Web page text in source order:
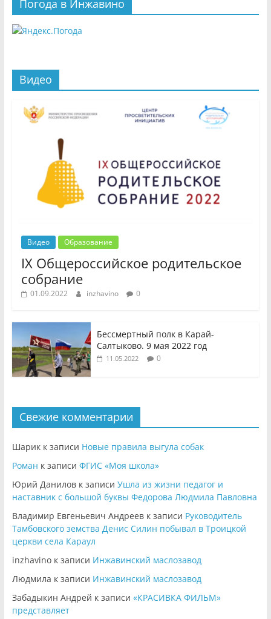
Погода в Инжавино
Видео
Видео Образование
IX Общероссийское родительское
собрание
01.09.2022 inzhavino 0
Бессмертный полк в Карай-
Салтыково. 9 мая 2022 год
11.05.2022 0
Свежие комментарии
Шарикк записи Новые правила выгула собак
Роман к записи ФГИС «Моя школа»
Юрий Даниловк записи Ушла из жизни педагог и
наставник с большой буквы Федорова Людмила Павловна
Владимир Евгеньевич Андреевк записи Руководитель
Тамбовского земства Денис Силин побывал в Троицкой
церкви села Караул
inzhavinoк записи Инжавинский маслозавод
Людмила к записи Инжавинский маслозавод
Забадыкин Андрей к записи «КРАСИВКА ФИЛЬМ»
представляет